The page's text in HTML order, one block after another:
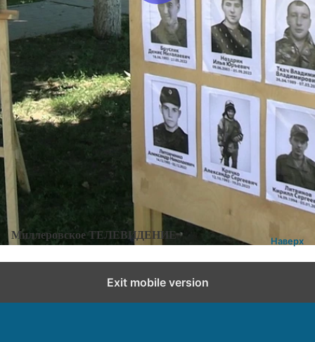
Категории: Новости Новости города и района
Добавить комментарий
Миллеровское ТЕЛЕВИДЕНИЕ Наверх
Exit mobile version